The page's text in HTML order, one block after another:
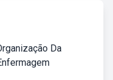
Da